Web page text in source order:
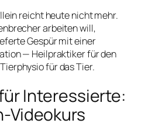
reicht heute nicht mehr.
arbeiten will,
Gespür mit einer
— Heilpraktiker für den
für das Tier.
Interessierte:
Videokurs